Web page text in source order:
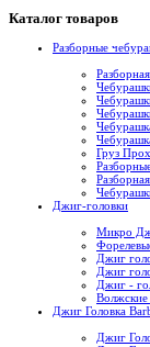
Каталог товаров
Разборные
Груз
Джиг-головки
Микро
Джиг
Джиг
Джиг -
Джиг Головка
Джиг